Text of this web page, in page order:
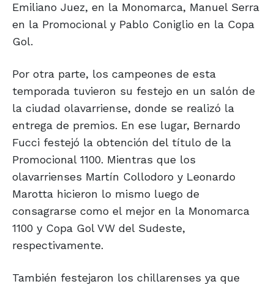
Emiliano Juez, en la Monomarca, Manuel Serra
en la Promocional y Pablo Coniglio en la Copa
Gol.
Por otra parte, los campeones de esta
temporada tuvieron su festejo en un salón de
la ciudad olavarriense, donde se realizó la
entrega de premios. En ese lugar, Bernardo
Fucci festejó la obtención del título de la
Promocional 1100. Mientras que los
olavarrienses Martín Collodoro y Leonardo
Marotta hicieron lo mismo luego de
consagrarse como el mejor en la Monomarca
1100 y Copa Gol VW del Sudeste,
respectivamente.
También festejaron los chillarenses ya que